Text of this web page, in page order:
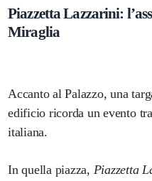
Piazzetta Lazzarini:
Miraglia
Accanto al Palazzo, una
edificio ricorda un evento
italiana.
In quella piazza, Piazzetta